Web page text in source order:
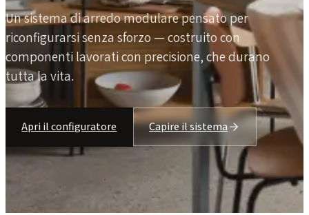
Un sistema di arredo modulare pensato per
riconfigurarsi senza sforzo — costruito con
componenti lavorati con precisione, che durano
tutta la vita.
Apri il configuratore Capire il sistema